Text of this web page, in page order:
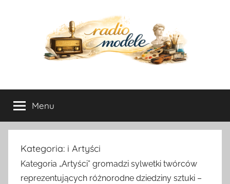
radio-
modele.pl
Menu
Kategoria: i Artyści
Kategoria „Artyści” gromadzi sylwetki twórców
reprezentujących różnorodne dziedziny sztuki –